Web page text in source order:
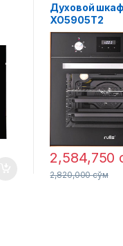
Духовой
XO5905T2
2,584,750
2,820,000сўм